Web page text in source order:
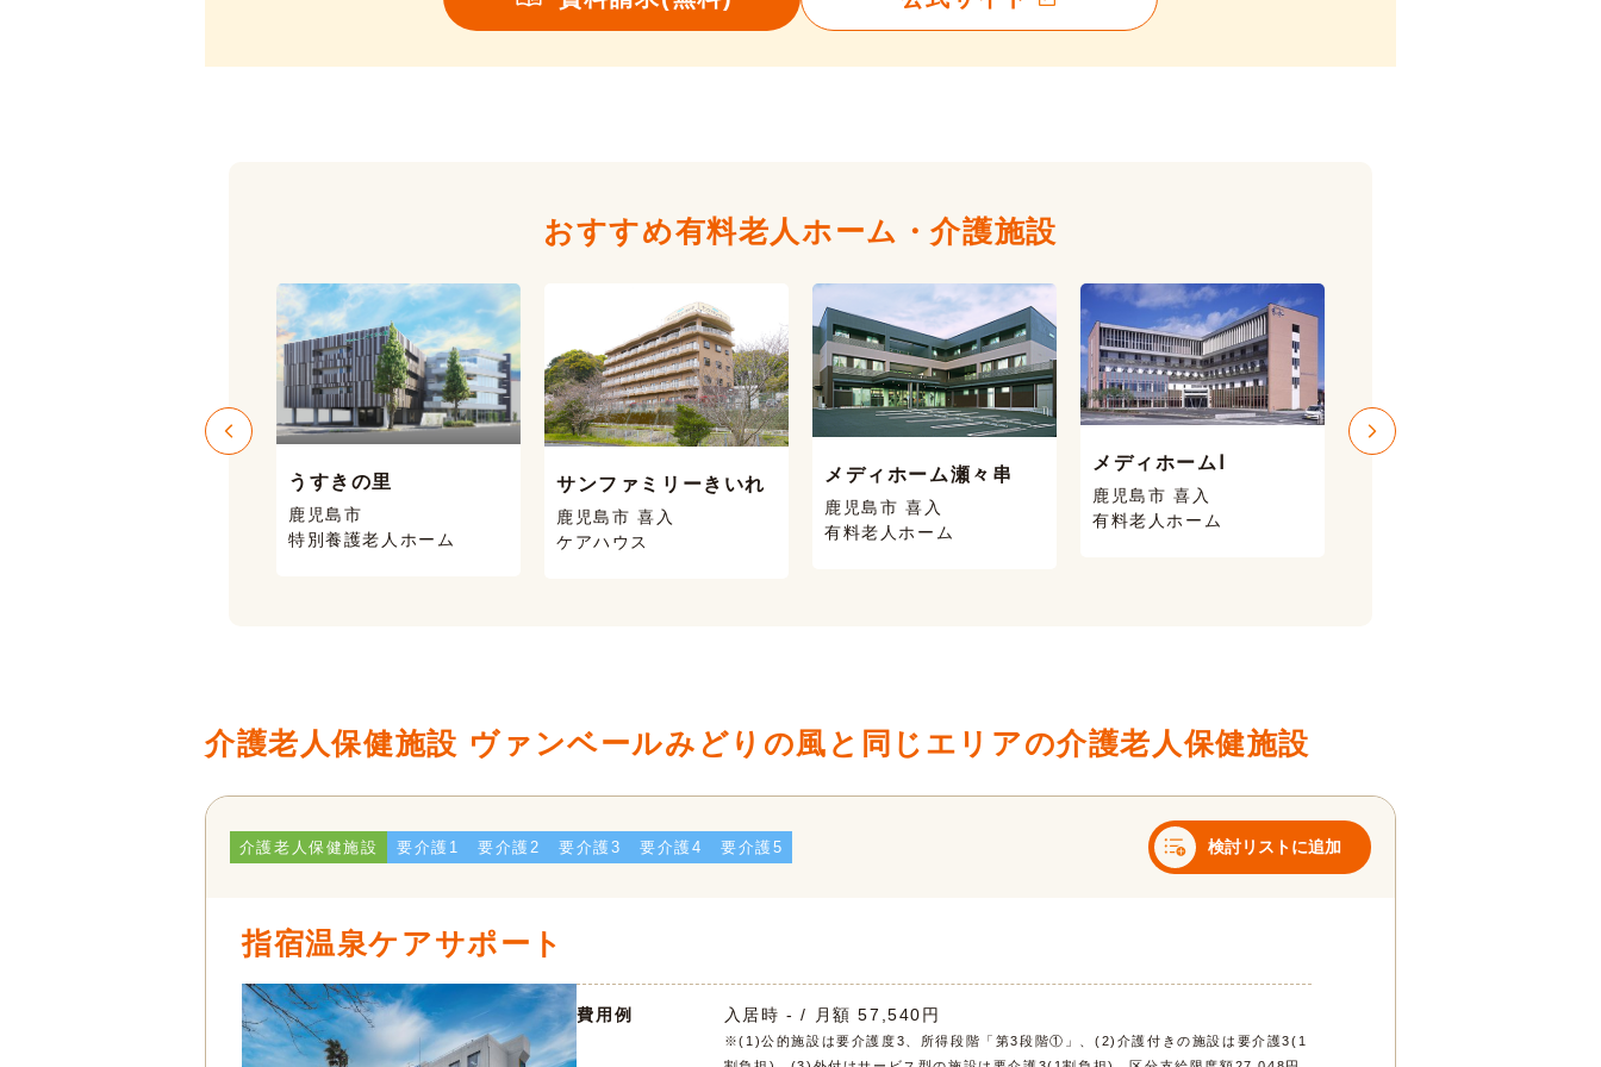
おすすめ有料老人ホーム・介護施設
うすきの里
鹿児島市
特別養護老人ホーム
サンファミリーきいれ
鹿児島市 喜入
ケアハウス
メディホーム瀬々串
鹿児島市 喜入
有料老人ホーム
メディホームⅠ
鹿児島市 喜入
有料老人ホーム
介護老人保健施設 ヴァンベールみどりの風と同じエリアの介護老人保健施設
介護老人保健施設 要介護1 要介護2 要介護3 要介護4 要介護5 検討リストに追加
指宿温泉ケアサポート
費用例 入居時 - / 月額 57,540円
※(1)公的施設は要介護度3、所得段階「第3段階①」、(2)介護付きの施設は要介護3(1